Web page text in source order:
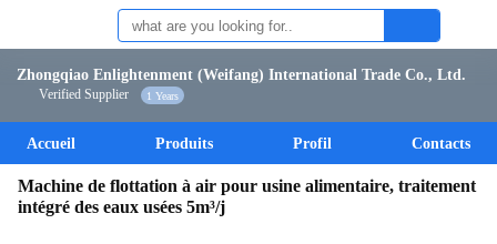
Zhongqiao Enlightenment (Weifang) International Trade Co., Ltd.
Verified Supplier 1 Years
Accueil Produits Profil Contacts
Machine de flottation à air pour usine alimentaire, traitement
intégré des eaux usées 5m³/j